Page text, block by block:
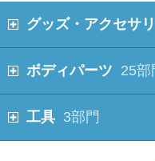
グッズ・アクセサ
ボディパーツ 25部
工具 3部門